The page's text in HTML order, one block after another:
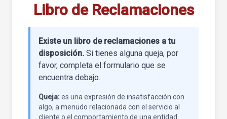
Libro de Reclamaciones
Existe un libro de reclamaciones a tu
disposición. Si tienes alguna queja, por
favor, completa el formulario que se
encuentra debajo.
Queja:es una expresión de insatisfacción con
algo, a menudo relacionada con el servicio al
cliente o el comportamiento de una entidad.